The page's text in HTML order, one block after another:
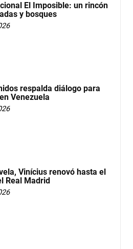
El Imposible: un rincón
y bosques
respalda diálogo para
Venezuela
Vinícius renovó hasta el
Real Madrid